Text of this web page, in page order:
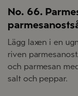
No. 66.
Lägg laxen i en
riven
och parmesan
salt och peppar.